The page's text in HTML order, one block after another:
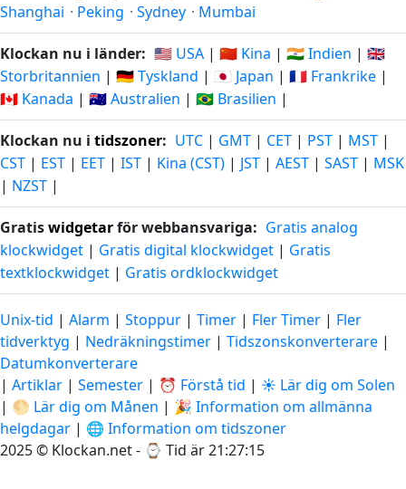
Shanghai · Peking · Sydney · Mumbai
Klockan nu i länder: 🇺🇸 USA | 🇨🇳 Kina | 🇮🇳 Indien | 🇬🇧
Storbritannien | 🇩🇪 Tyskland | 🇯🇵 Japan | 🇫🇷 Frankrike |
🇨🇦 Kanada | 🇦🇺 Australien | 🇧🇷 Brasilien |
Klockan nu i tidszoner: UTC | GMT | CET | PST | MST |
CST | EST | EET | IST | Kina (CST) | JST | AEST | SAST | MSK
| NZST |
Gratiswidgetarför webbansvariga: Gratis analog
klockwidget | Gratis digital klockwidget | Gratis
textklockwidget | Gratis ordklockwidget
Unix-tid | Alarm | Stoppur | Timer | Fler Timer | Fler
tidverktyg | Nedräkningstimer | Tidszonskonverterare |
Datumkonverterare
| Artiklar | Semester | ⏰ Förstå tid | ☀️ Lär dig om Solen
| 🌕 Lär dig om Månen | 🎉 Information om allmänna
helgdagar | 🌐 Information om tidszoner
2025 © Klockan.net - ⌚ Tid är 21:27:16